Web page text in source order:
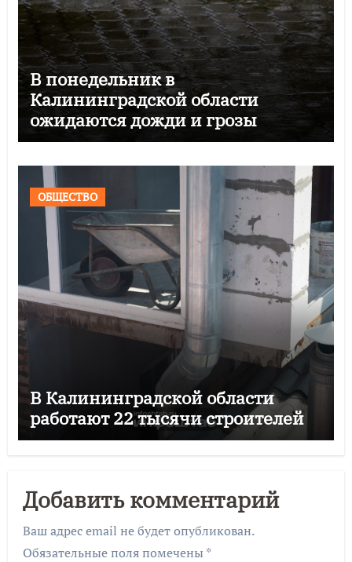
В понедельник в
Калининградской области
ожидаются дожди и грозы
ОБЩЕСТВО
В Калининградской области
работают 22 тысячи строителей
Добавить комментарий
Ваш адрес email не будет опубликован.
Обязательные поля помечены *